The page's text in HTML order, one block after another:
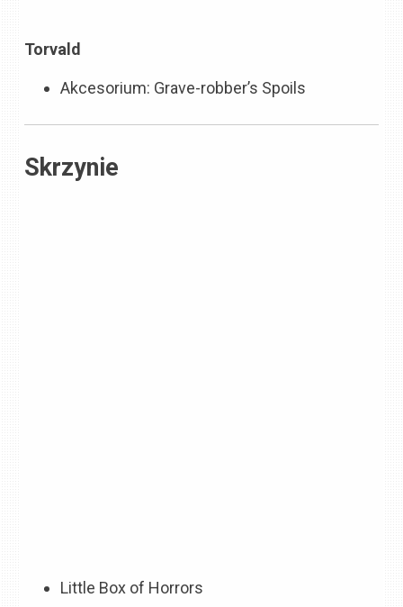
Torvald
Akcesorium: Grave-robber’s Spoils
Skrzynie
Little Box of Horrors